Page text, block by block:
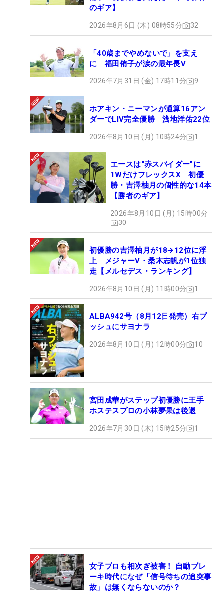
のギア】
2026年8月6日 (木) 08時55分 32
「40歳までやめないで」を支え
に 福田侑子が涙の最年長V
2026年7月31日 (金) 17時11分 9
ホアキン・ニーマンが通算16アン
ダーでLIV完全優勝 浅地洋佑22位
2026年8月10日 (月) 10時24分 1
エースは“赤スパイダー”に
1WだけフレックスX 初優
勝・吉澤柚月の個性的な14本
【勝者のギア】
2026年8月10日 (月) 15時00分
30
初優勝の吉澤柚月が18→12位に浮
上 メジャーV・桑木志帆が1位独
走【メルセデス・ランキング】
2026年8月10日 (月) 11時00分 1
ALBA942号（8月12日発売）右プ
ッシュにサヨナラ
2026年8月10日 (月) 12時00分 10
宮田成華がステップ初優勝に王手
ホステスプロの小林夢果は後退
2026年7月30日 (木) 15時25分 1
女子プロも相次ぎ被害！ 自動ブレ
ーキ時代になぜ「信号待ちの追突事
故」は無くならないのか？